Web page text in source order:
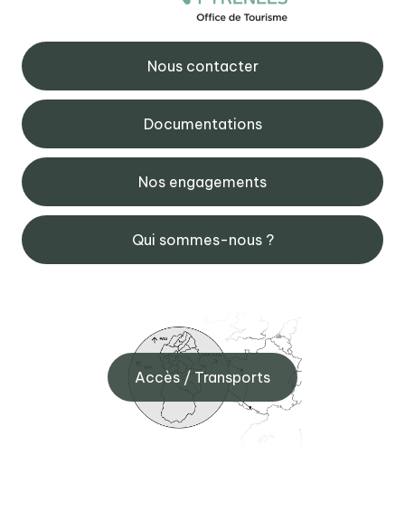
Nous contacter
Documentations
Nos engagements
Qui sommes-nous ?
Accès / Transports